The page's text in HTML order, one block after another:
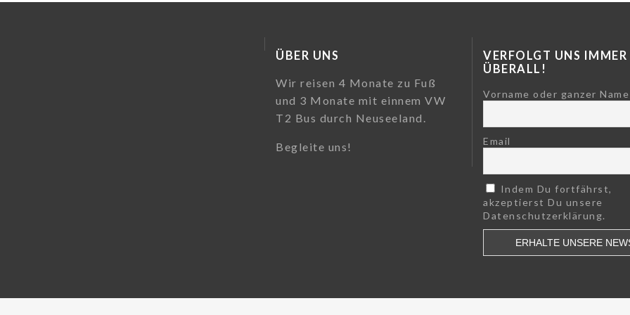
ÜBER UNS
Wir reisen 4 Monate zu Fuß
und 3 Monate mit einnem VW
T2 Bus durch Neuseeland.
Begleite uns!
VERFOLGT UNS
ÜBERALL!
Vorname oder ganzer Name
Email
Indem Du fortfährst,
akzeptierst Du unsere
Datenschutzerklärung.